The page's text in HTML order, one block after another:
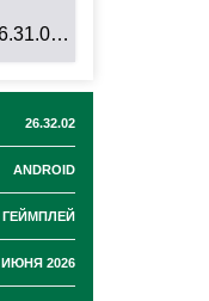
Скачивайте Майнкрафт ПЕ 26.31.01 для Android: ...
26.32.02
ANDROID
ИЮНЯ 2026